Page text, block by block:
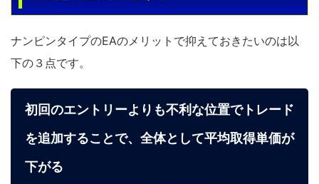
ナンピンタイプのEAのメリットで抑えておきたいのは以
下の３点です。
初回のエントリーよりも不利な位置でトレード
を追加することで、全体として平均取得単価が
下がる